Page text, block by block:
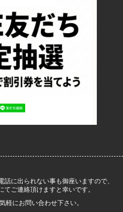
に出られない事も御座いますので、
ご連絡頂けますと幸いです。
軽にお問い合わせ下さい。